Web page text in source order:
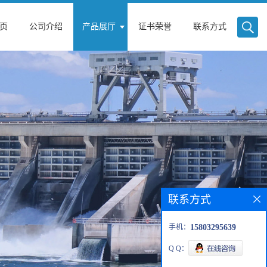
公司介绍 产品展厅 证书荣誉 联系方式
联系方式
手机： 15803295639
Q Q：